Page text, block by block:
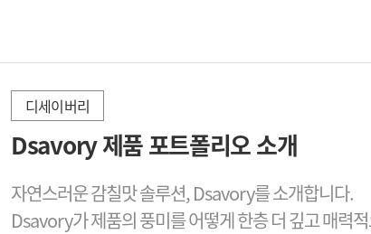
디세이버리
Dsavory 제품 포트폴리오 소개
자연스러운 감칠맛 솔루션, Dsavory를 소개합니다.
Dsavory가 제품의 풍미를 어떻게 한층 더 깊고 매력